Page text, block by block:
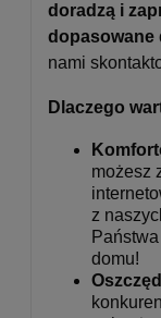
doradzą i
dopasowane
nami
Dlaczego
możesz
z
domu!